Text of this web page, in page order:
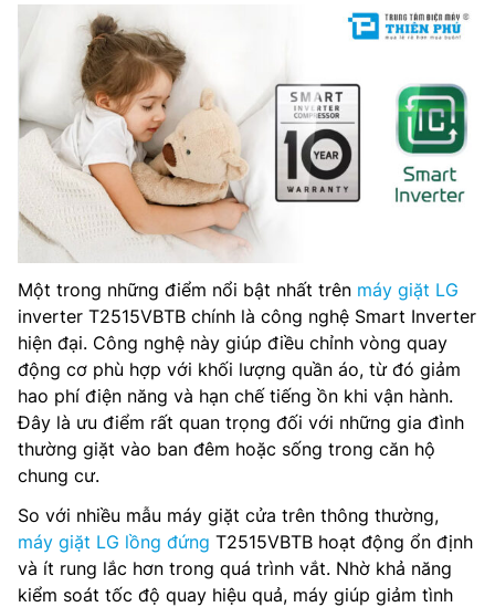
Một trong những điểm nổi bật nhất trên máy giặt LG
inverter T2515VBTB chính là công nghệ Smart Inverter
hiện đại. Công nghệ này giúp điều chỉnh vòng quay
động cơ phù hợp với khối lượng quần áo, từ đó giảm
hao phí điện năng và hạn chế tiếng ồn khi vận hành.
Đây là ưu điểm rất quan trọng đối với những gia đình
thường giặt vào ban đêm hoặc sống trong căn hộ
chung cư.
So với nhiều mẫu máy giặt cửa trên thông thường,
máy giặt LG lồng đứng T2515VBTB hoạt động ổn định
và ít rung lắc hơn trong quá trình vắt. Nhờ khả năng
kiểm soát tốc độ quay hiệu quả, máy giúp giảm tình